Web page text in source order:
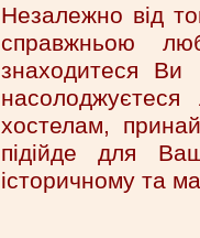
Незалежно від
справжньою
знаходитеся
хостелам,
підійде для
історичному та